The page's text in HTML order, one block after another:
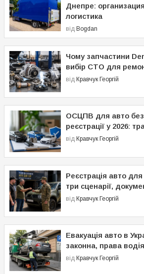
Днепре:
логистика
від Bogdan
Чому запчастини
вибір СТО для
від Кравчук Георгій
ОСЦПВ для авто без
реєстрації у 2026:
від Кравчук Георгій
Реєстрація авто
три сценарії,
від Кравчук Георгій
Евакуація авто в
законна, права водія
від Кравчук Георгій